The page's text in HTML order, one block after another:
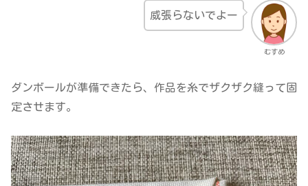
むすめ
威張らないでよー
ダンボールが準備できたら、作品を糸でザクザク縫って固
定させます。